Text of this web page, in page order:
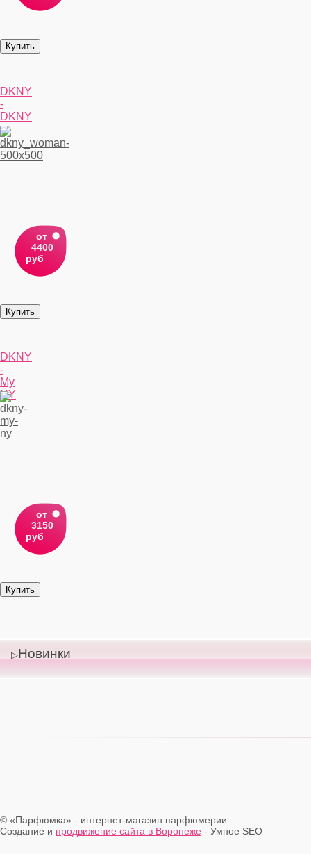
DKNY
-
DKNY
от
4400
руб
DKNY
-
My
NY
от
3150
руб
Новинки
© «Парфюмка» - интернет-магазин парфюмерии
Создание и продвижение сайта в Воронеже - Умное SEO